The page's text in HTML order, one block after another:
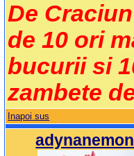
De
de 10 ori
bucurii si
zambete
Inapoi sus